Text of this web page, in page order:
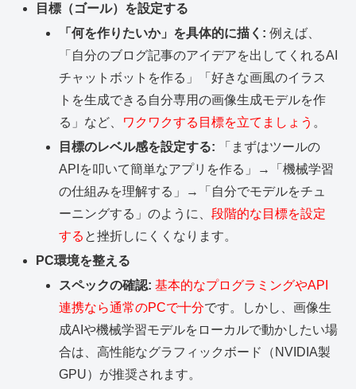
目標（ゴール）を設定する
「何を作りたいか」を具体的に描く: 例えば、
「自分のブログ記事のアイデアを出してくれるAI
チャットボットを作る」「好きな画風のイラス
トを生成できる自分専用の画像生成モデルを作
る」など、 ワクワクする目標を立てましょう 。
目標のレベル感を設定する: 「まずはツールの
APIを叩いて簡単なアプリを作る」→「機械学習
の仕組みを理解する」→「自分でモデルをチュ
ーニングする」のように、段階的な目標を設定
する と挫折しにくくなります。
PC環境を整える
スペックの確認: 基本的なプログラミングやAPI
連携なら通常のPCで十分です。しかし、画像生
成AIや機械学習モデルをローカルで動かしたい場
合は、高性能なグラフィックボード（NVIDIA製
GPU）が推奨されます。